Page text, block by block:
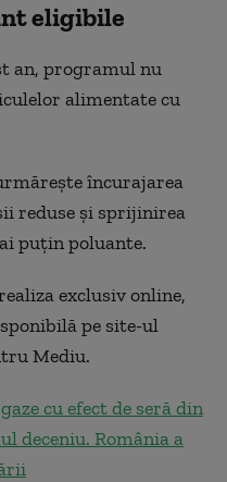
eligibile
an, programul nu
alimentate cu
încurajarea
reduse și sprijinirea
puțin poluante.
exclusiv online,
pe site-ul
Mediu.
cu efect de seră din
deceniu. România a